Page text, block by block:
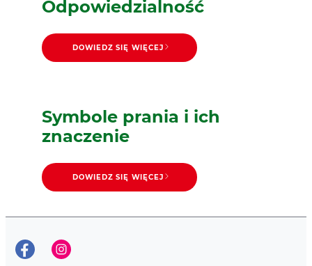
Odpowiedzialność
DOWIEDZ SIĘ WIĘCEJ
Symbole prania i ich
znaczenie
DOWIEDZ SIĘ WIĘCEJ